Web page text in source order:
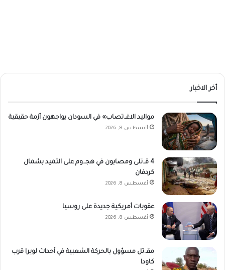
أخر الاخبار
مواليد الاغـ.تصاب» في السودان يواجهون أزمة حقيقية
أغسطس 8, 2026
4 قـ.تلى ومصابون في هجـ.وم على التميد بشمال
كردفان
أغسطس 8, 2026
عقوبات أمريكية جديدة على روسيا
أغسطس 8, 2026
مقـ.تل مسؤول بالحركة الشعبية في أحداث لويرا قرب
كاودا